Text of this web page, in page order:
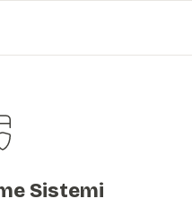
Sistemi